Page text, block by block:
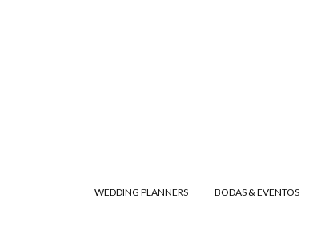
WEDDING PLANNERS BODAS & EVENTOS